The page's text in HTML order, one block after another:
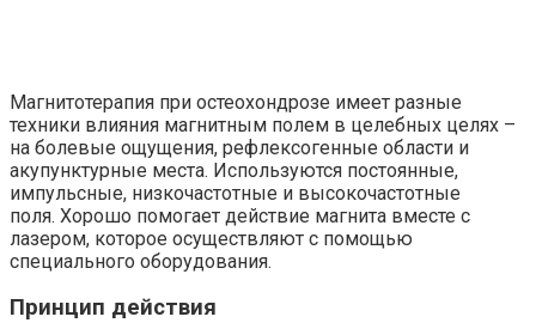
Магнитотерапия при остеохондрозе имеет разные
техники влияния магнитным полем в целебных целях –
на болевые ощущения, рефлексогенные области и
акупунктурные места. Используются постоянные,
импульсные, низкочастотные и высокочастотные
поля. Хорошо помогает действие магнита вместе с
лазером, которое осуществляют с помощью
специального оборудования.
Принцип действия